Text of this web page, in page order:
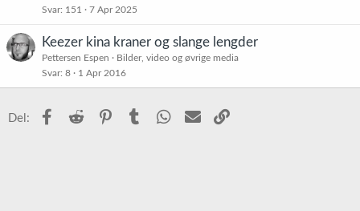
Svar 151 7 Apr 2025
Keezer kina kraner og slange lengder
Pettersen Espen
Bilder, video og øvrige media
Svar 8 1 Apr 2016
Del: Facebook
Reddit PinterestTumblr WhatsApp
E-post